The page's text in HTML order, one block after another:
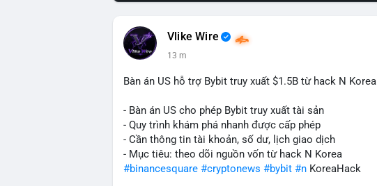
Vlike Wire
13 m
Bàn án US hỗ trợ Bybit truy xuất $1.5B từ hack N Korea
- Bàn án US cho phép Bybit truy xuất tài sản
- Quy trình khám phá nhanh được cấp phép
- Cần thông tin tài khoản, số dư, lịch giao dịch
- Mục tiêu: theo dõi nguồn vốn từ hack N Korea
#binancesquare #cryptonews #bybit #n KoreaHack